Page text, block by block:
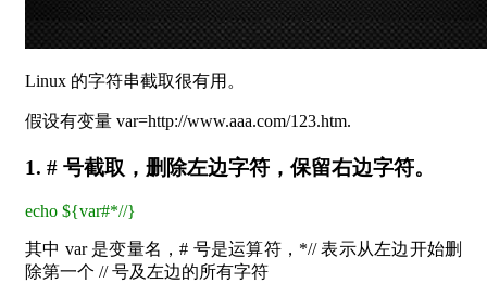
Linux 的字符串截取很有用。
假设有变量 var=http://www.aaa.com/123.htm.
1. # 号截取，删除左边字符，保留右边字符。
echo ${var#*//}
其中 var 是变量名，# 号是运算符，*// 表示从左边开始删
除第一个 // 号及左边的所有字符